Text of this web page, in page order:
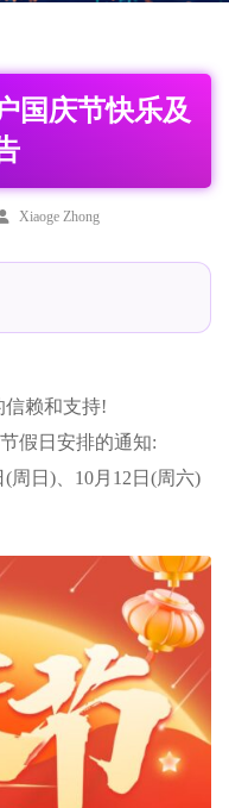
国庆节快乐及
Xiaoge Zhong
信赖和支持!
假日安排的通知:
周日)、10月12日(周六)